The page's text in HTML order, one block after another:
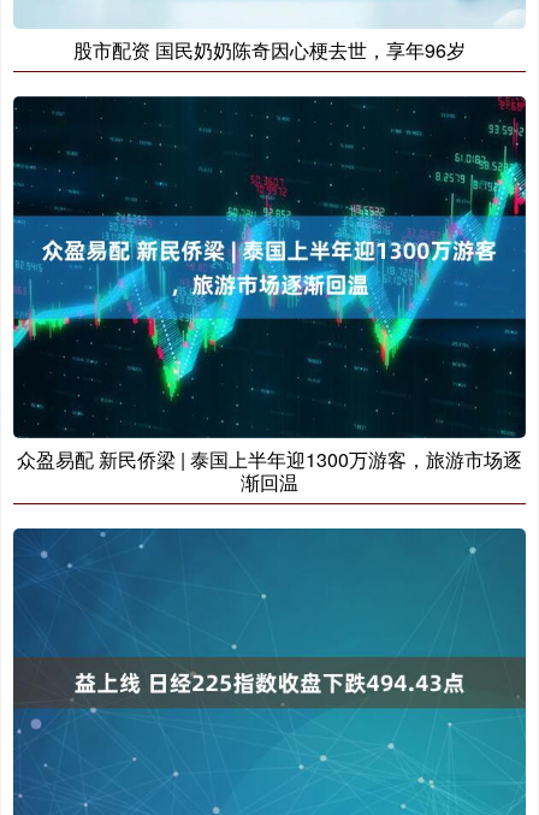
股市配资 国民奶奶陈奇因心梗去世，享年96岁
众盈易配 新民侨梁 | 泰国上半年迎1300万游客，旅游市场逐
渐回温